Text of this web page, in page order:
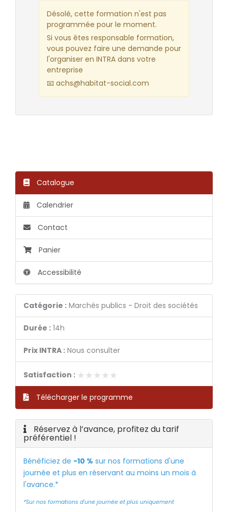
Désolé, cette formation n'est pas
programmée pour le moment.
Si vous êtes responsable formation,
vous pouvez faire une demande pour
l'organiser en INTRA dans votre
entreprise
📧 achs@habitat-social.com
Catalogue
Calendrier
Contact
Panier
Accessibilité
Catégorie : Marchés publics - Droit des sociétés
Durée : 14h
Prix INTRA : Nous consulter
Satisfaction : ★★★★★
★★★★★
Télécharger le programme
Réservez à l’avance, profitez du tarif
préférentiel !
Bénéficiez de -10 % sur nos formations d'une
journée et plus en réservant au moins un mois à
l'avance.*
*Sur nos formations d'une journée et plus uniquement